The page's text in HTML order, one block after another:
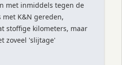
met inmiddels tegen de
met K&N gereden,
stoffige kilometers, maar
zoveel 'slijtage'